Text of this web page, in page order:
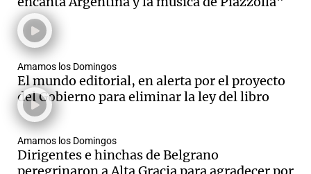
Amamos los Domingos
El mundo editorial, en alerta por el proyecto
del Gobierno para eliminar la ley del libro
Amamos los Domingos
Dirigentes e hinchas de Belgrano
Mundial 2026
Cadena 3